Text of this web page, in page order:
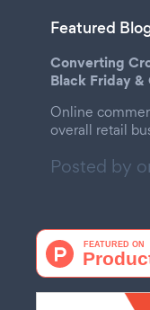
Featured
Converting
Black Friday
Online
overall retail
Posted by